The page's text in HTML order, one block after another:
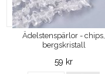
Ädelstenspärlor - chips,
bergskristall
59 kr